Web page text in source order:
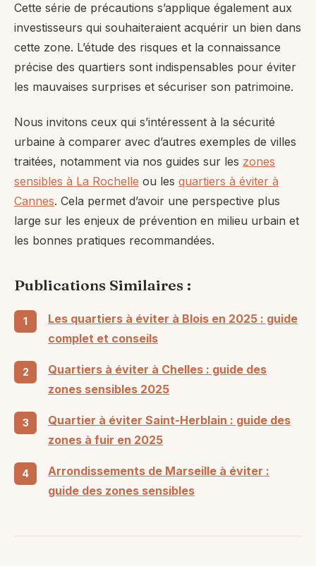
Cette série de précautions s’applique également aux
investisseurs qui souhaiteraient acquérir un bien dans
cette zone. L’étude des risques et la connaissance
précise des quartiers sont indispensables pour éviter
les mauvaises surprises et sécuriser son patrimoine.
Nous invitons ceux qui s’intéressent à la sécurité
urbaine à comparer avec d’autres exemples de villes
traitées, notamment via nos guides sur les zones
sensibles à La Rochelle ou les quartiers à éviter à
Cannes. Cela permet d’avoir une perspective plus
large sur les enjeux de prévention en milieu urbain et
les bonnes pratiques recommandées.
Publications Similaires :
Les quartiers à éviter à Blois en 2025 : guide
complet et conseils
Quartiers à éviter à Chelles : guide des
zones sensibles 2025
Quartier à éviter Saint-Herblain : guide des
zones à fuir en 2025
Arrondissements de Marseille à éviter :
guide des zones sensibles